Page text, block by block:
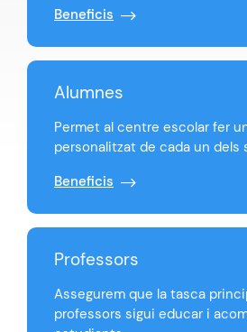
Beneficis
Alumnes
Permet al centre escolar fer
personalitzat de cada un dels
Beneficis
Professors
Assegurem que la tasca
professors sigui educar i